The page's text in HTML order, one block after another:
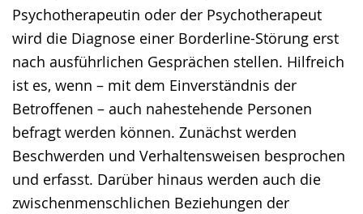
Psychotherapeutin oder der Psychotherapeut
wird die Diagnose einer Borderline-Störung erst
nach ausführlichen Gesprächen stellen. Hilfreich
ist es, wenn – mit dem Einverständnis der
Betroffenen – auch nahestehende Personen
befragt werden können. Zunächst werden
Beschwerden und Verhaltensweisen besprochen
und erfasst. Darüber hinaus werden auch die
zwischenmenschlichen Beziehungen der